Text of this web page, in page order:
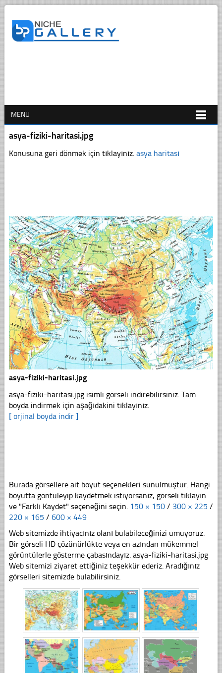
MENU
asya-fiziki-haritasi.jpg
Konusuna geri dönmek için tıklayınız. asya haritası
asya-fiziki-haritasi.jpg
asya-fiziki-haritasi.jpg isimli görseli indirebilirsiniz. Tam
boyda indirmek için aşağıdakini tıklayınız.
[ orjinal boyda indir ]
Burada görsellere ait boyut seçenekleri sunulmuştur. Hangi
boyutta göntüleyip kaydetmek istiyorsanız, görseli tıklayın
ve "Farklı Kaydet" seçeneğini seçin. 150 × 150 / 300 × 225 /
220 × 165 / 600 × 449
Web sitemizde ihtiyacınız olanı bulabileceğinizi umuyoruz.
Bir görseli HD çözünürlükte veya en azından mükemmel
görüntülerle gösterme çabasındayız. asya-fiziki-haritasi.jpg
Web sitemizi ziyaret ettiğiniz teşekkür ederiz. Aradığınız
görselleri sitemizde bulabilirsiniz.